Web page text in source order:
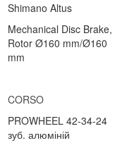
Shimano Altus
Mechanical Disc Brake,
Rotor Ø160 mm/Ø160
mm
CORSO
PROWHEEL 42-34-24
зуб. алюміній